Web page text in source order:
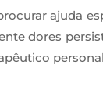
ajuda
dores